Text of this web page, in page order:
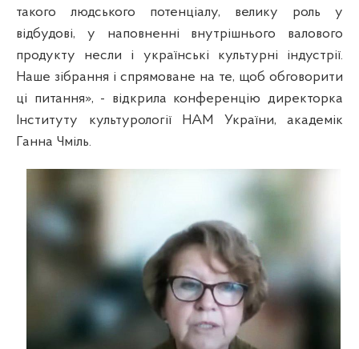
такого людського потенціалу, велику роль у
відбудові, у наповненні внутрішнього валового
продукту несли і українські культурні індустрії.
Наше зібрання і спрямоване на те, щоб обговорити
ці питання», - відкрила конференцію директорка
Інституту культурології НАМ України, академік
Ганна Чміль.